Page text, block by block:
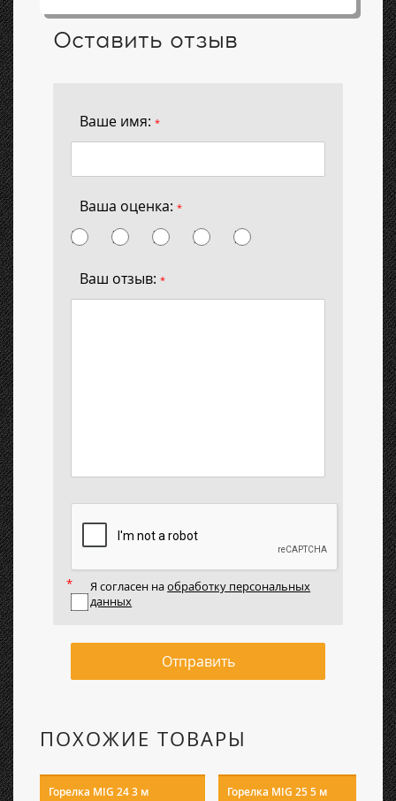
Оставить отзыв
Ваше имя: *
Ваша оценка: *
Ваш отзыв: *
Я согласен наобработку персональных
данных
Отправить
ПОХОЖИЕ ТОВАРЫ
Горелка MIG 24 3 м Горелка MIG 25 5 м